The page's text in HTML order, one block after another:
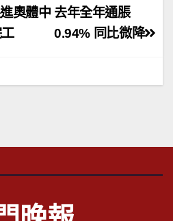
去年全年通脹
0.94% 同比微降
奧體中